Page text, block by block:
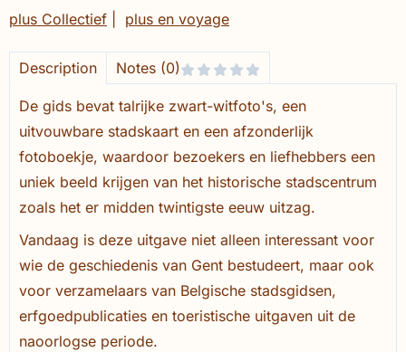
plus Collectief
plus en voyage
Description Notes (0)
De gids bevat talrijke zwart-witfoto's, een
uitvouwbare stadskaart en een afzonderlijk
fotoboekje, waardoor bezoekers en liefhebbers een
uniek beeld krijgen van het historische stadscentrum
zoals het er midden twintigste eeuw uitzag.
Vandaag is deze uitgave niet alleen interessant voor
wie de geschiedenis van Gent bestudeert, maar ook
voor verzamelaars van Belgische stadsgidsen,
erfgoedpublicaties en toeristische uitgaven uit de
naoorlogse periode.